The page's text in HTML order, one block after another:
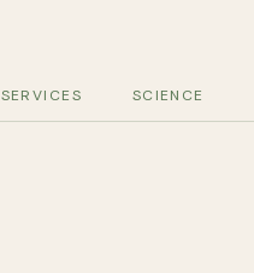
SERVICES SCIENCE